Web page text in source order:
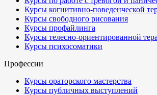
Курсы когнитивно-поведенческой
Курсы свободного рисования
Курсы профайлинга
Курсы телесно-ориентированной
Курсы психосоматики
Профессии
Курсы ораторского мастерства
Курсы публичных выступлений